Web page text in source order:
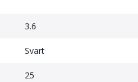
3.6
Svart
25